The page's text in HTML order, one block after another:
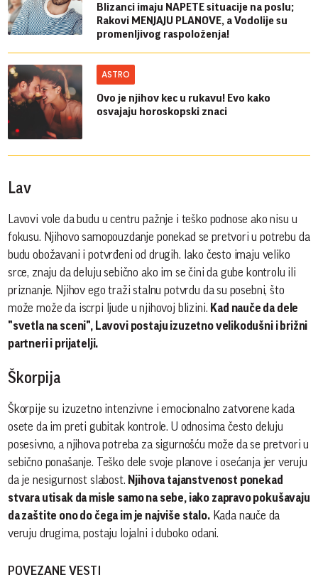
Blizanci imaju NAPETE situacije na poslu;
Rakovi MENJAJU PLANOVE, a Vodolije su
promenljivog raspoloženja!
ASTRO
Ovo je njihov kec u rukavu! Evo kako
osvajaju horoskopski znaci
Lav
Lavovi vole da budu u centru pažnje i teško podnose ako nisu u
fokusu. Njihovo samopouzdanje ponekad se pretvori u potrebu da
budu obožavani i potvrđeni od drugih. Iako često imaju veliko
srce, znaju da deluju sebično ako im se čini da gube kontrolu ili
priznanje. Njihov ego traži stalnu potvrdu da su posebni, što
može može da iscrpi ljude u njihovoj blizini. Kad nauče da dele
"svetla na sceni", Lavovi postaju izuzetno velikodušni i brižni
partneri i prijatelji.
Škorpija
Škorpije su izuzetno intenzivne i emocionalno zatvorene kada
osete da im preti gubitak kontrole. U odnosima često deluju
posesivno, a njihova potreba za sigurnošću može da se pretvori u
sebično ponašanje. Teško dele svoje planove i osećanja jer veruju
da je nesigurnost slabost. Njihova tajanstvenost ponekad
stvara utisak da misle samo na sebe, iako zapravo pokušavaju
da zaštite ono do čega im je najviše stalo.Kada nauče da
veruju drugima, postaju lojalni i duboko odani.
POVEZANE VESTI